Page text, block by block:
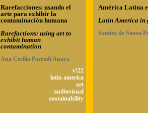
Rarefacciones: usando el
arte para exhibir la
contaminación humana
Rarefactions: using art to
exhibit human
contamination
Ana Cecilia Parrodi Anaya
v!22
latin america
art
audiovisual
sustainability
América Latina
Latin America in
Samira de Sousa